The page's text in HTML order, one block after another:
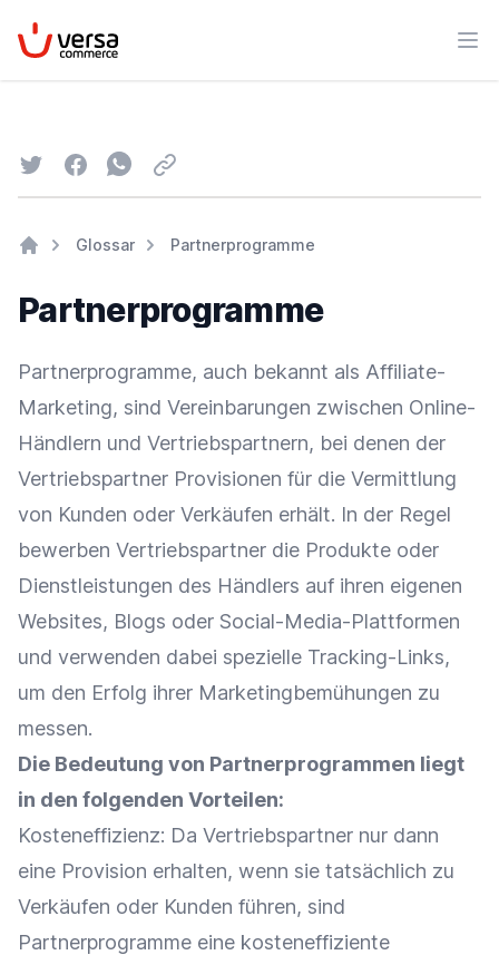
VersaCommerce
TwitterFacebookWhatsapp
Email
Glossar Partnerprogramme
Partnerprogramme
Partnerprogramme, auch bekannt als Affiliate-
Marketing, sind Vereinbarungen zwischen Online-
Händlern und Vertriebspartnern, bei denen der
Vertriebspartner Provisionen für die Vermittlung
von Kunden oder Verkäufen erhält. In der Regel
bewerben Vertriebspartner die Produkte oder
Dienstleistungen des Händlers auf ihren eigenen
Websites, Blogs oder Social-Media-Plattformen
und verwenden dabei spezielle Tracking-Links,
um den Erfolg ihrer Marketingbemühungen zu
messen.
Die Bedeutung von Partnerprogrammen liegt
in den folgenden Vorteilen:
Kosteneffizienz: Da Vertriebspartner nur dann
eine Provision erhalten, wenn sie tatsächlich zu
Verkäufen oder Kunden führen, sind
Partnerprogramme eine kosteneffiziente